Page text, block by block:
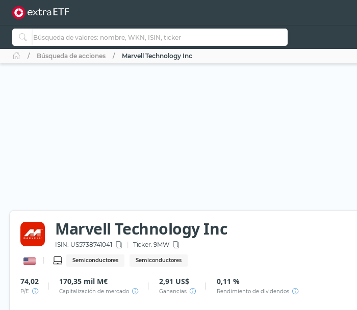
Búsqueda de acciones Marvell Technology Inc
Marvell Technology Inc
ISIN: US5738741041 Ticker: 9MW
Semiconductores Semiconductores
74,02
P/E
170,35 mil M€
Capitalización de mercado
2,91 US$
Ganancias
0,11 %
Rendimiento de dividendos